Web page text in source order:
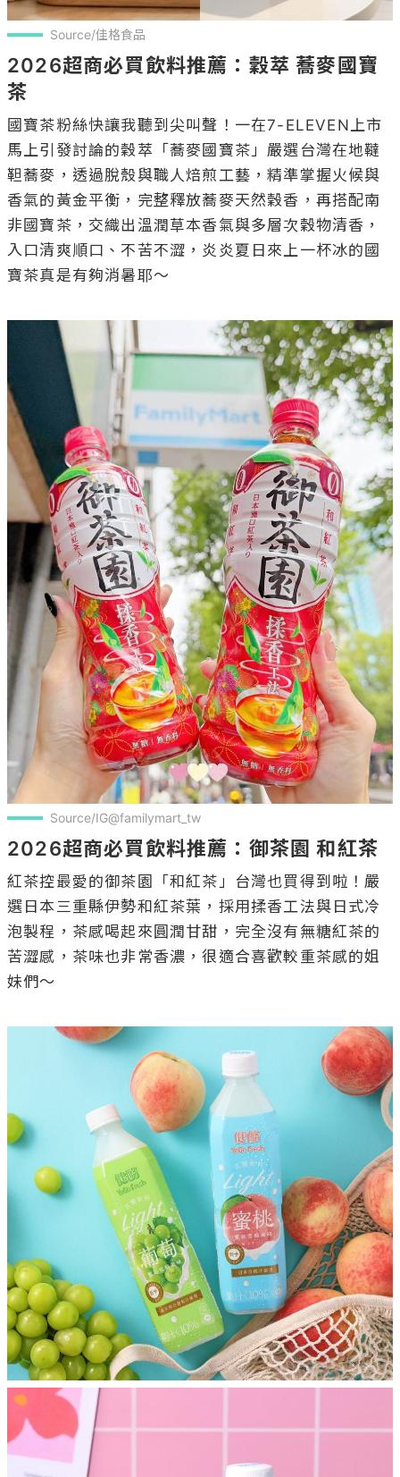
Source/佳格食品
2026超商必買飲料推薦：穀萃 蕎麥國寶
茶
國寶茶粉絲快讓我聽到尖叫聲！一在7-ELEVEN上市
馬上引發討論的穀萃「蕎麥國寶茶」嚴選台灣在地韃
靼蕎麥，透過脫殼與職人焙煎工藝，精準掌握火候與
香氣的黃金平衡，完整釋放蕎麥天然穀香，再搭配南
非國寶茶，交織出溫潤草本香氣與多層次穀物清香，
入口清爽順口、不苦不澀，炎炎夏日來上一杯冰的國
寶茶真是有夠消暑耶～
Source/IG@familymart_tw
2026超商必買飲料推薦：御茶園 和紅茶
紅茶控最愛的御茶園「和紅茶」台灣也買得到啦！嚴
選日本三重縣伊勢和紅茶葉，採用揉香工法與日式冷
泡製程，茶感喝起來圓潤甘甜，完全沒有無糖紅茶的
苦澀感，茶味也非常香濃，很適合喜歡較重茶感的姐
妹們～